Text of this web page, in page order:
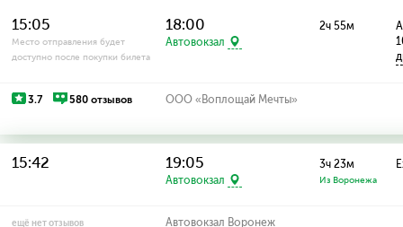
15:05
Место отправления будет
доступно после покупки билета
18:00
Автовокзал
2ч 55м
3.7 580 отзывов ООО «Воплощай Мечты»
15:42 19:05
Автовокзал
3ч 23м
Из Воронежа
ещё нет отзывов Автовокзал Воронеж